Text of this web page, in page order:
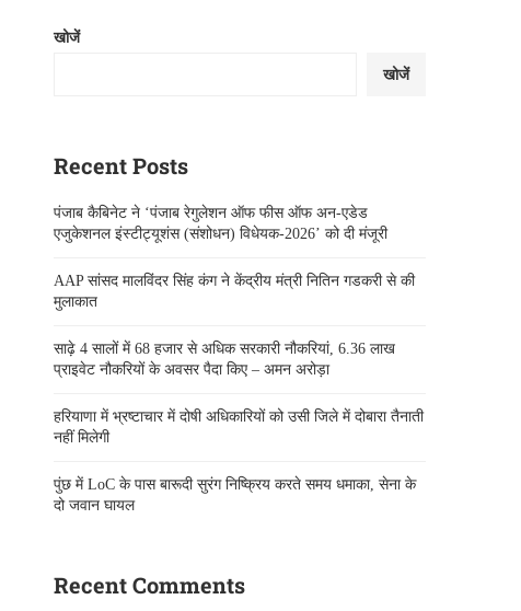
खोजें
खोजें
Recent Posts
पंजाब कैबिनेट ने ‘पंजाब रेगुलेशन ऑफ फीस ऑफ अन-एडेड
एजुकेशनल इंस्टीट्यूशंस (संशोधन) विधेयक-2026’ को दी मंजूरी
AAP सांसद मालविंदर सिंह कंग ने केंद्रीय मंत्री नितिन गडकरी से की
मुलाकात
साढ़े 4 सालों में 68 हजार से अधिक सरकारी नौकरियां, 6.36 लाख
प्राइवेट नौकरियों के अवसर पैदा किए – अमन अरोड़ा
हरियाणा में भ्रष्टाचार में दोषी अधिकारियों को उसी जिले में दोबारा तैनाती
नहीं मिलेगी
पुंछ में LoC के पास बारूदी सुरंग निष्क्रिय करते समय धमाका, सेना के
दो जवान घायल
Recent Comments